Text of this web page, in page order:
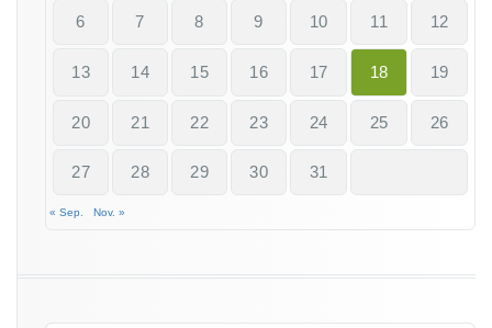
6 7 8 9 10 11 12
13 14 15 16 17 18 19
20 21 22 23 24 25 26
27 28 29 30 31
« Sep. Nov. »